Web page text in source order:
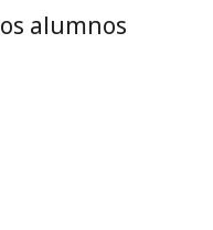
alumnos